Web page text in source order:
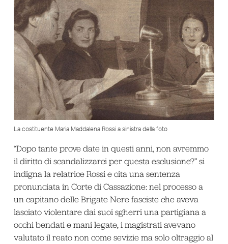
La costituente Maria Maddalena Rossi a sinistra della foto
“Dopo tante prove date in questi anni, non avremmo
il diritto di scandalizzarci per questa esclusione?” si
indigna la relatrice Rossi e cita una sentenza
pronunciata in Corte di Cassazione: nel processo a
un capitano delle Brigate Nere fasciste che aveva
lasciato violentare dai suoi sgherri una partigiana a
occhi bendati e mani legate, i magistrati avevano
valutato il reato non come sevizie ma solo oltraggio al